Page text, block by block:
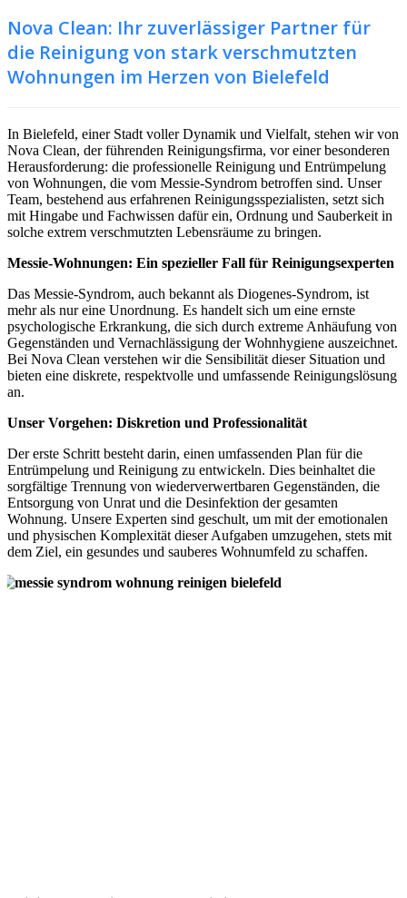
Nova Clean: Ihr zuverlässiger Partner für
die Reinigung von stark verschmutzten
Wohnungen im Herzen von Bielefeld
In Bielefeld, einer Stadt voller Dynamik und Vielfalt, stehen wir von
Nova Clean, der führenden Reinigungsfirma, vor einer besonderen
Herausforderung: die professionelle Reinigung und Entrümpelung
von Wohnungen, die vom Messie-Syndrom betroffen sind. Unser
Team, bestehend aus erfahrenen Reinigungsspezialisten, setzt sich
mit Hingabe und Fachwissen dafür ein, Ordnung und Sauberkeit in
solche extrem verschmutzten Lebensräume zu bringen.
Messie-Wohnungen: Ein spezieller Fall für Reinigungsexperten
Das Messie-Syndrom, auch bekannt als Diogenes-Syndrom, ist
mehr als nur eine Unordnung. Es handelt sich um eine ernste
psychologische Erkrankung, die sich durch extreme Anhäufung von
Gegenständen und Vernachlässigung der Wohnhygiene auszeichnet.
Bei Nova Clean verstehen wir die Sensibilität dieser Situation und
bieten eine diskrete, respektvolle und umfassende Reinigungslösung
an.
Unser Vorgehen: Diskretion und Professionalität
Der erste Schritt besteht darin, einen umfassenden Plan für die
Entrümpelung und Reinigung zu entwickeln. Dies beinhaltet die
sorgfältige Trennung von wiederverwertbaren Gegenständen, die
Entsorgung von Unrat und die Desinfektion der gesamten
Wohnung. Unsere Experten sind geschult, um mit der emotionalen
und physischen Komplexität dieser Aufgaben umzugehen, stets mit
dem Ziel, ein gesundes und sauberes Wohnumfeld zu schaffen.